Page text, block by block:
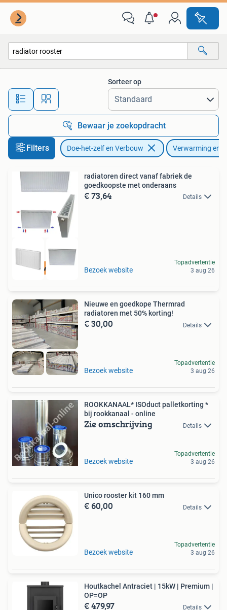
Alle afstanden…
Sorteer op
Bewaar je zoekopdracht
Filters Doe-het-zelf en Verbouw Verwarming en
hoge wattage
radiatoren direct vanaf fabriek de
goedkoopste met onderaans
€ 73,64 Details
Bezoek website
Topadvertentie
3 aug 26
Nieuwe en goedkope Thermrad
radiatoren met 50% korting!
€ 30,00 Details
Bezoek website
Topadvertentie
3 aug 26
ROOKKANAAL* ISOduct palletkorting *
bij rookkanaal - online
Zie omschrijving Details
Bezoek website
Topadvertentie
3 aug 26
Unico rooster kit 160 mm
€ 60,00 Details
Bezoek website
Topadvertentie
3 aug 26
Houtkachel Antraciet | 15kW | Premium |
OP=OP
€ 479,97 Details